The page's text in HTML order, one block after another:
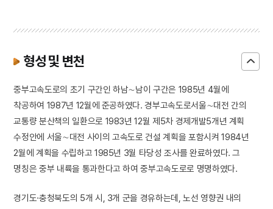
형성 및 변천
중부고속도로의 초기 구간인 하남∼남이 구간은 1985년 4월에
착공하여 1987년 12월에 준공하였다. 경부고속도로서울∼대전 간의
교통량 분산책의 일환으로 1983년 12월 제5차 경제개발5개년 계획
수정안에 서울∼대전 사이의 고속도로 건설 계획을 포함시켜 1984년
2월에 계획을 수립하고 1985년 3월 타당성 조사를 완료하였다. 그
명칭은 중부 내륙을 통과한다고 하여 중부고속도로로 명명하였다.
경기도·충청북도의 5개 시, 3개 군을 경유하는데, 노선 영향권 내의